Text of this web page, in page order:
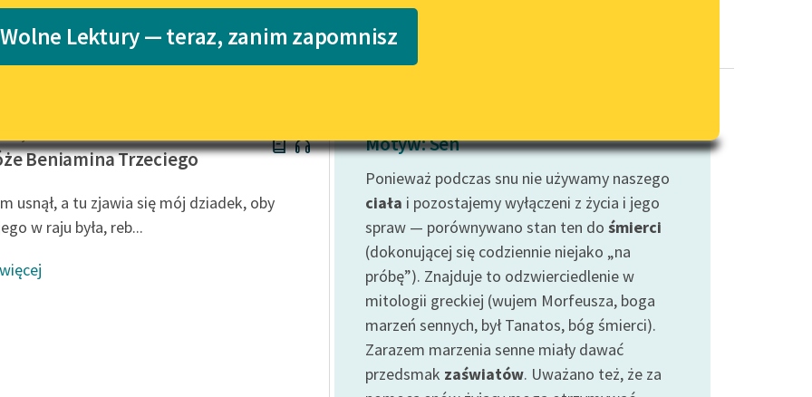
Lektury szkolne i klasyka
literatury do słuchania dla
E-kolekcja lektur szkolnych i
literatury do słuchania dla
uczennic i uczniów z
niepełnosprawnościami
Feministyczne inspiracje.
Katalog
Katalog w formacie PDF
wrażliwych
Deklaracja dostępności
Lektury — teraz, zanim zapomnisz
Sforima
Beniamina Trzeciego
usnął, a tu zjawia się mój dziadek, oby
w raju była, reb...
Motyw: Sen
Ponieważ podczas snu nie używamy naszego
ciała i pozostajemy wyłączeni z życia i jego
spraw — porównywano stan ten do śmierci
(dokonującej się codziennie niejako „na
próbę”). Znajduje to odzwierciedlenie w
mitologii greckiej (wujem Morfeusza, boga
marzeń sennych, był Tanatos, bóg śmierci).
Zarazem marzenia senne miały dawać
przedsmak zaświatów. Uważano też, że za